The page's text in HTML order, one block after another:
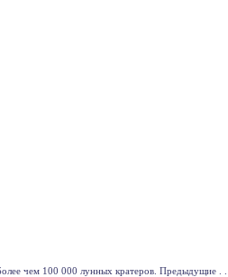
чем 100 000 лунных кратеров. Предыдущие . . .